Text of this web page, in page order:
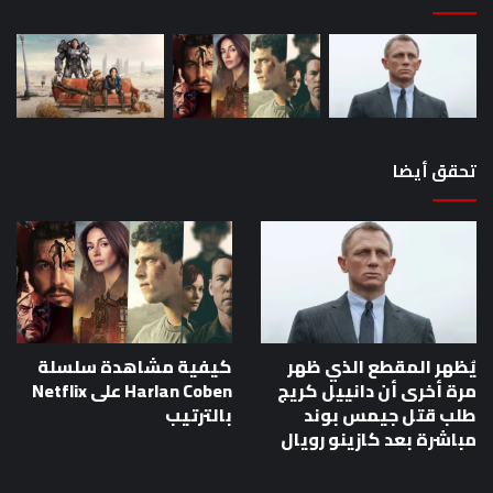
مباشرة
بعد
تحقق أيضا
يُظهر المقطع الذي ظهر
مرة أخرى أن دانييل كريج
طلب قتل جيمس بوند
مباشرة بعد كازينو رويال
كيفية مشاهدة سلسلة
Harlan Coben على Netflix
بالترتيب